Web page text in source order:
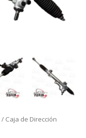
/ Caja de Dirección